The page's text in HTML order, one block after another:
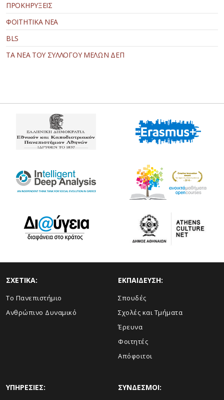
ΠΡΟΚΗΡΥΞΕΙΣ
ΦΟΙΤΗΤΙΚΑ ΝΕΑ
BLS
ΤΑ ΝΕΑ ΤΟΥ ΣΥΛΛΟΓΟΥ ΜΕΛΩΝ ΔΕΠ
ΣΧΕΤΙΚΑ:
Το Πανεπιστήμιο
Ανθρώπινο Δυναμικό
ΕΚΠΑΙΔΕΥΣΗ:
Σπουδές
Σχολές και Τμήματα
Έρευνα
Φοιτητές
Απόφοιτοι
ΥΠΗΡΕΣΙΕΣ: ΣΥΝΔΕΣΜΟΙ: